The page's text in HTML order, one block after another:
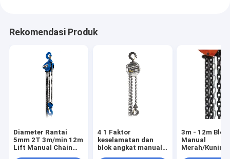
Rekomendasi Produk
Diameter Rantai
5mm 2T 3m/min 12m
Lift Manual Chain
4 1 Faktor
keselamatan dan
blok angkat manual
3m - 12m Blok
Manual
Merah/